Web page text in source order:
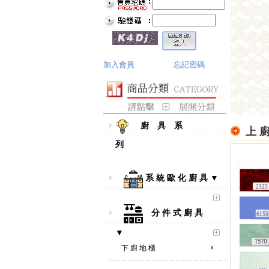
加入會員 忘記密碼
廚 具 系
列
系 統 歐 化 廚 具 ▼
分 件 式 廚 具
▼
下 廚 地 櫃
上